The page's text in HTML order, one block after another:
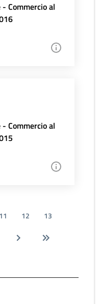
Commercio al
Commercio al
11 12
13